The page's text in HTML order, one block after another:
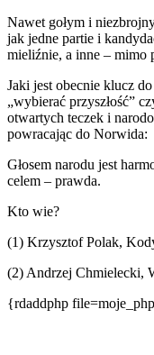
Nawet gołym i
jak jedne partie i
mieliźnie, a inne – mimo
Jaki jest obecnie klucz
„wybierać przyszłość”
otwartych teczek i
powracając do Norwida:
Głosem narodu jest
celem – prawda.
Kto wie?
(1) Krzysztof Polak,
(2) Andrzej Chmielecki,
{rdaddphp